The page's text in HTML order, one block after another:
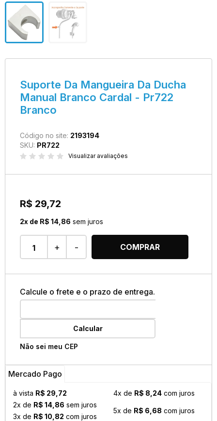
Suporte Da Mangueira Da Ducha
Manual Branco Cardal - Pr722
Branco
Código no site: 2193194
SKU: PR722
Visualizar avaliações
R$ 29,72
2x de R$ 14,86 sem juros
+ - COMPRAR
Calcule o frete e o prazo de entrega.
Calcular
Não sei meu CEP
Mercado Pago
à vista R$ 29,72
2x de R$ 14,86 sem juros
3x de R$ 10,82 com juros
4x de R$ 8,24 com juros
5x de R$ 6,68 com juros